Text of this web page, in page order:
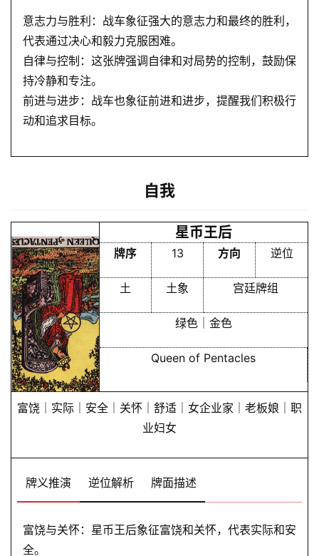
意志力与胜利：战车象征强大的意志力和最终的胜利，
代表通过决心和毅力克服困难。
自律与控制：这张牌强调自律和对局势的控制，鼓励保
持冷静和专注。
前进与进步：战车也象征前进和进步，提醒我们积极行
动和追求目标。
自我
星币王后
牌序 13 方向 逆位
土 土象 宫廷牌组
绿色｜金色
Queen of Pentacles
富饶｜实际｜安全｜关怀｜舒适｜女企业家｜老板娘｜职
业妇女
牌义推演 逆位解析 牌面描述
富饶与关怀：星币王后象征富饶和关怀，代表实际和安
全。